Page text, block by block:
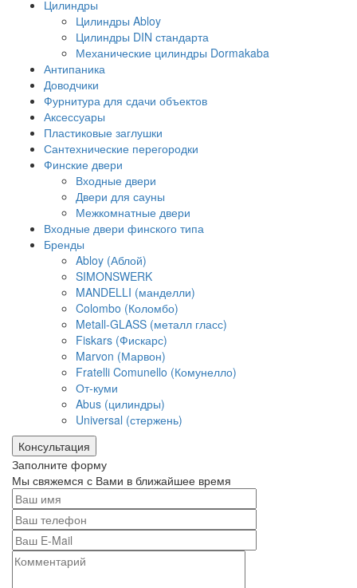
Цилиндры
Цилиндры Abloy
Цилиндры DIN стандарта
Механические цилиндры Dormakaba
Антипаника
Доводчики
Фурнитура для сдачи объектов
Аксессуары
Пластиковые заглушки
Сантехнические перегородки
Финские двери
Входные двери
Двери для сауны
Межкомнатные двери
Входные двери финского типа
Бренды
Abloy (Аблой)
SIMONSWERK
MANDELLI (манделли)
Colombo (Коломбо)
Metall-GLASS (металл гласс)
Fiskars (Фискарс)
Marvon (Марвон)
Fratelli Comunello (Комунелло)
От-куми
Abus (цилиндры)
Universal (стержень)
Консультация
Заполните форму
Мы свяжемся с Вами в ближайшее время